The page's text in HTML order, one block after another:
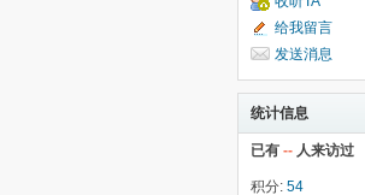
给我留言
发送消息
统计信息
已有 -- 人来访过
积分: 54